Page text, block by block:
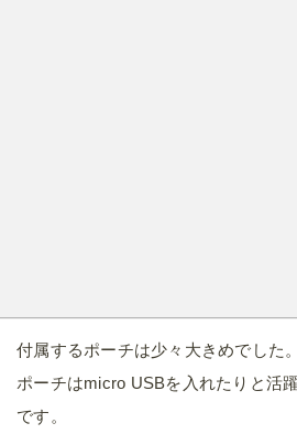
付属するポーチは少々大きめでした
ポーチはmicro USBを入れたりと活
です。